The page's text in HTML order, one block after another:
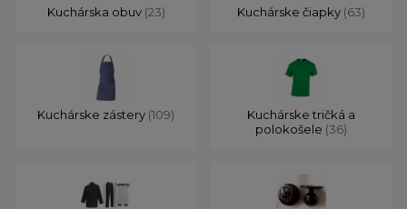
Kuchárska obuv (23) Kuchárske čiapky (63)
Kuchárske zástery (109)
Kuchárske tričká a
polokošele (36)